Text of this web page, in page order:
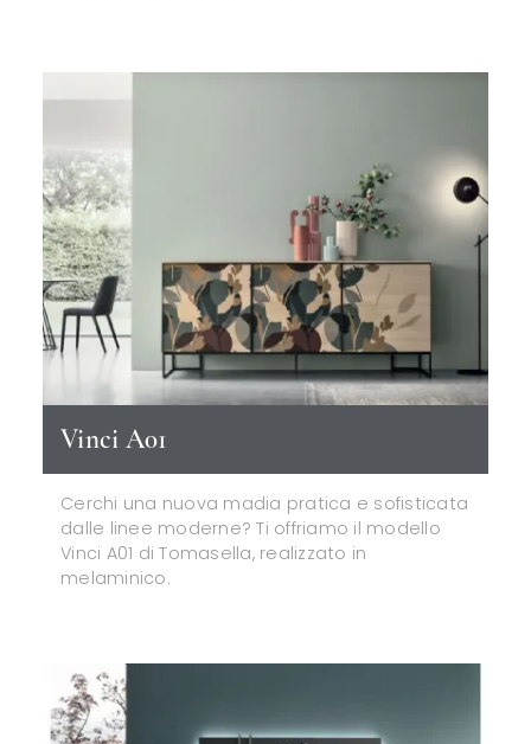
Vinci A01
Cerchi una nuova madia pratica e sofisticata
dalle linee moderne? Ti offriamo il modello
Vinci A01 di Tomasella, realizzato in
melaminico.